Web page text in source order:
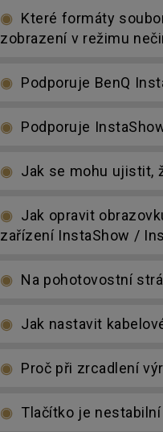
Které formáty
zobrazení v režimu
Podporuje BenQ
Podporuje
Jak se mohu ujistit,
Jak opravit
zařízení InstaShow /
Na pohotovostní
Jak nastavit
Proč při zrcadlení
Tlačítko je